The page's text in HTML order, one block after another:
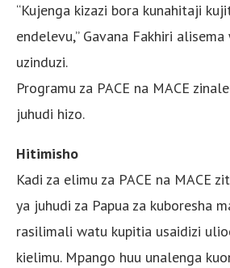
“Kujenga kizazi bora kunahitaji
endelevu,” Gavana Fakhiri
uzinduzi.
Programu za PACE na MACE
juhudi hizo.
Hitimisho
Kadi za elimu za PACE na MACE
ya juhudi za Papua za kuboresha
rasilimali watu kupitia usaidizi
kielimu. Mpango huu unalenga